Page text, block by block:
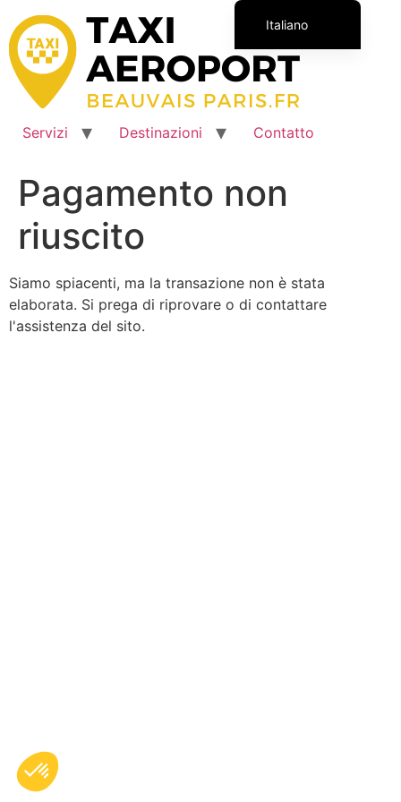
contenuto
Servizi Destinazioni Contatto
Pagamento non
riuscito
Siamo spiacenti, ma la transazione non è stata
elaborata. Si prega di riprovare o di contattare
l'assistenza del sito.
Italiano
Français
English (UK)
Polski